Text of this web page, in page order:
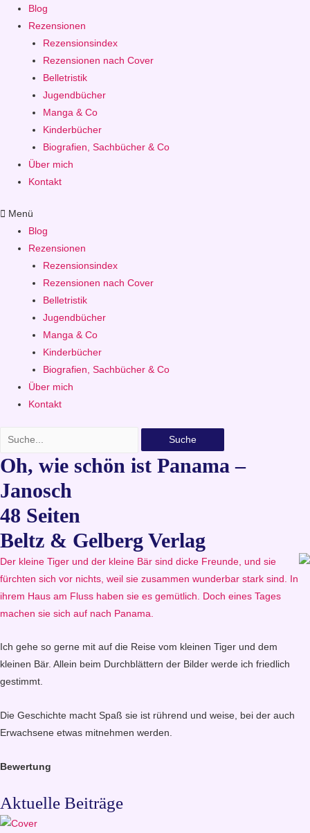
Blog
Rezensionen
Rezensionsindex
Rezensionen nach Cover
Belletristik
Jugendbücher
Manga & Co
Kinderbücher
Biografien, Sachbücher & Co
Über mich
Kontakt
Menü
Blog
Rezensionen
Rezensionsindex
Rezensionen nach Cover
Belletristik
Jugendbücher
Manga & Co
Kinderbücher
Biografien, Sachbücher & Co
Über mich
Kontakt
Suche
Oh, wie schön ist Panama –
Janosch
48 Seiten
Beltz & Gelberg Verlag
Der kleine Tiger und der kleine Bär sind dicke Freunde, und sie
fürchten sich vor nichts, weil sie zusammen wunderbar stark sind. In
ihrem Haus am Fluss haben sie es gemütlich. Doch eines Tages
machen sie sich auf nach Panama.
Ich gehe so gerne mit auf die Reise vom kleinen Tiger und dem
kleinen Bär. Allein beim Durchblättern der Bilder werde ich friedlich
gestimmt.
Die Geschichte macht Spaß sie ist rührend und weise, bei der auch
Erwachsene etwas mitnehmen werden.
Bewertung
Aktuelle Beiträge